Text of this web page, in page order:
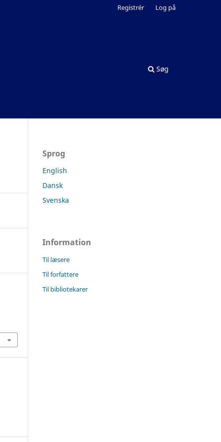
Søg
Registrér Log på
Sprog
English
Dansk
Svenska
Information
Til læsere
Til forfattere
Til bibliotekarer